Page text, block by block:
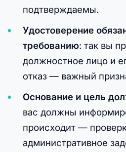
подтверждаемы.
Удостоверение
требованию: так вы
должностное лицо и
отказ — важный
Основание и цель
вас должны
происходит —
административное